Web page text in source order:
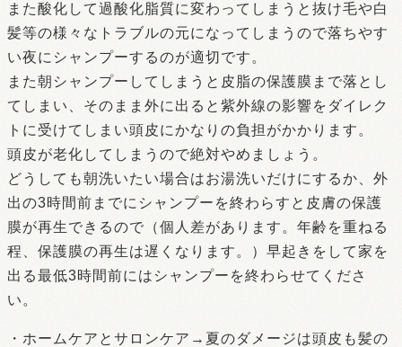
また酸化して過酸化脂質に変わってしまうと抜け毛や白
髪等の様々なトラブルの元になってしまうので落ちやす
い夜にシャンプーするのが適切です。
また朝シャンプーしてしまうと皮脂の保護膜まで落とし
てしまい、そのまま外に出ると紫外線の影響をダイレク
トに受けてしまい頭皮にかなりの負担がかかります。
頭皮が老化してしまうので絶対やめましょう。
どうしても朝洗いたい場合はお湯洗いだけにするか、外
出の3時間前までにシャンプーを終わらすと皮膚の保護
膜が再生できるので（個人差があります。年齢を重ねる
程、保護膜の再生は遅くなります。）早起きをして家を
出る最低3時間前にはシャンプーを終わらせてくださ
い。
・ホームケアとサロンケア→夏のダメージは頭皮も髪の